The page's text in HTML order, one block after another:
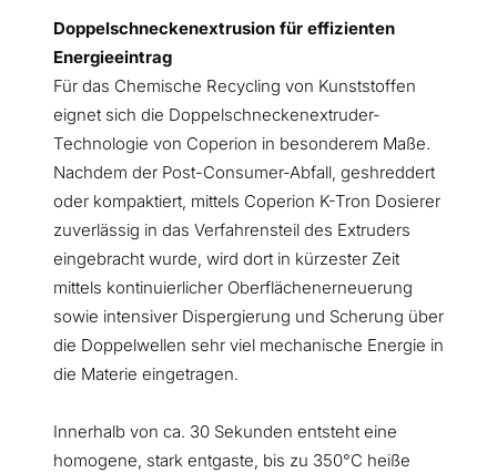
Doppelschneckenextrusion für effizienten
Energieeintrag
Für das Chemische Recycling von Kunststoffen
eignet sich die Doppelschneckenextruder-
Technologie von Coperion in besonderem Maße.
Nachdem der Post-Consumer-Abfall, geshreddert
oder kompaktiert, mittels Coperion K-Tron Dosierer
zuverlässig in das Verfahrensteil des Extruders
eingebracht wurde, wird dort in kürzester Zeit
mittels kontinuierlicher Oberflächenerneuerung
sowie intensiver Dispergierung und Scherung über
die Doppelwellen sehr viel mechanische Energie in
die Materie eingetragen.
Innerhalb von ca. 30 Sekunden entsteht eine
homogene, stark entgaste, bis zu 350°C heiße